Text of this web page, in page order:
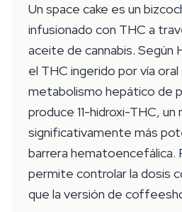
Un space cake es un
infusionado con THC a
aceite de cannabis. Según
el THC ingerido por vía oral
metabolismo hepático de
produce 11-hidroxi-THC,
significativamente más
barrera hematoencefálica.
permite controlar la dosis
que la versión de